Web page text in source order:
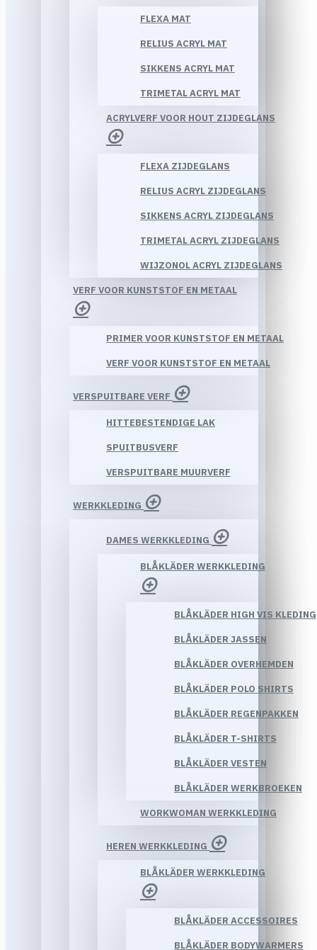
FLEXA MAT
RELIUS ACRYL MAT
SIKKENS ACRYL MAT
TRIMETAL ACRYL MAT
ACRYLVERF VOOR HOUT ZIJDEGLANS
FLEXA ZIJDEGLANS
RELIUS ACRYL ZIJDEGLANS
SIKKENS ACRYL ZIJDEGLANS
TRIMETAL ACRYL ZIJDEGLANS
WIJZONOL ACRYL ZIJDEGLANS
VERF VOOR KUNSTSTOF EN METAAL
PRIMER VOOR KUNSTSTOF EN METAAL
VERF VOOR KUNSTSTOF EN METAAL
VERSPUITBARE VERF
HITTEBESTENDIGE LAK
SPUITBUSVERF
VERSPUITBARE MUURVERF
WERKKLEDING
DAMES WERKKLEDING
BLÅKLÄDER WERKKLEDING
BLÅKLÄDER HIGH VIS KLEDING
BLÅKLÄDER JASSEN
BLÅKLÄDER OVERHEMDEN
BLÅKLÄDER POLO SHIRTS
BLÅKLÄDER REGENPAKKEN
BLÅKLÄDER T-SHIRTS
BLÅKLÄDER VESTEN
BLÅKLÄDER WERKBROEKEN
WORKWOMAN WERKKLEDING
HEREN WERKKLEDING
BLÅKLÄDER WERKKLEDING
BLÅKLÄDER ACCESSOIRES
BLÅKLÄDER BODYWARMERS